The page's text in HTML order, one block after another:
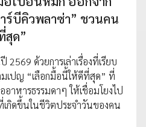
ร์บีคิวพลาซ่า” ชวนคน
สุด”
2569 ด้วยการเล่าเรื่องที่เรียบ
เปญ “เลือกมื้อนี้ให้ดีที่สุด” ที่
าหารธรรมดาๆ ให้เชื่อมโยงไป
เกิดขึ้นในชีวิตประจำวันของคน